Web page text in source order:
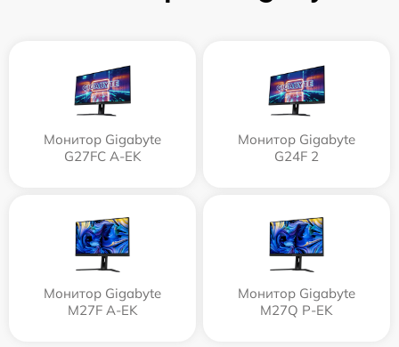
Монитор Gigabyte
G27FC A-EK
Монитор Gigabyte
G24F 2
Монитор Gigabyte
M27F A-EK
Монитор Gigabyte
M27Q P-EK